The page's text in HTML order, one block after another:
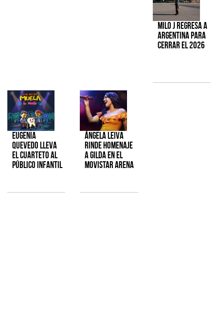
Milo J regresa a
Argentina para
cerrar el 2026
Eugenia
Quevedo lleva
el cuarteto al
público infantil
Ángela Leiva
rinde homenaje
a Gilda en el
Movistar Arena